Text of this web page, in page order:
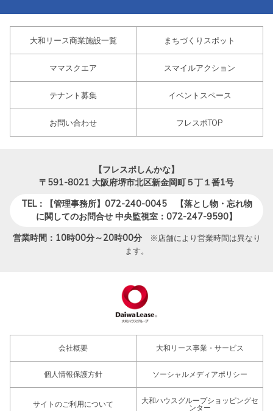
大和リース商業施設一覧 まちづくりスポット
ママスクエア スマイルアクション
テナント募集 イベントスペース
お問い合わせ フレスポTOP
【フレスポしんかな】
〒591-8021 大阪府堺市北区新金岡町５丁１番1号
TEL：【管理事務所】072-240-0045 【落とし物・忘れ物
に関してのお問合せ 中央監視室：072-247-9590】
営業時間：10時00分～20時00分※店舗により営業時間は異なり
ます。
会社概要 大和リース事業・サービス
個人情報保護方針 ソーシャルメディアポリシー
サイトのご利用について
大和ハウスグループショッピングセ
ンター